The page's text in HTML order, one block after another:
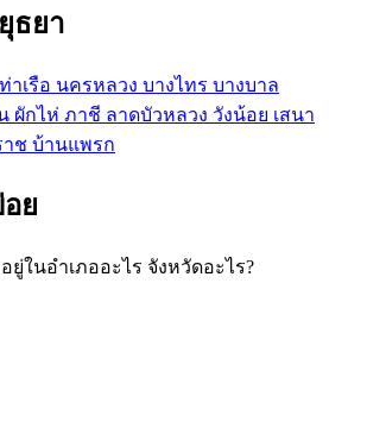
ธยา
ท่าเรือ นครหลวง บางไทร บางบาล
ผักไห่ ภาชี ลาดบัวหลวง วังน้อย เสนา
ช บ้านแพรก
ย
ยู่ในอำเภออะไร จังหวัดอะไร?